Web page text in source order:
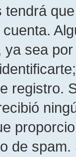
tendrá
sea
registro.
de